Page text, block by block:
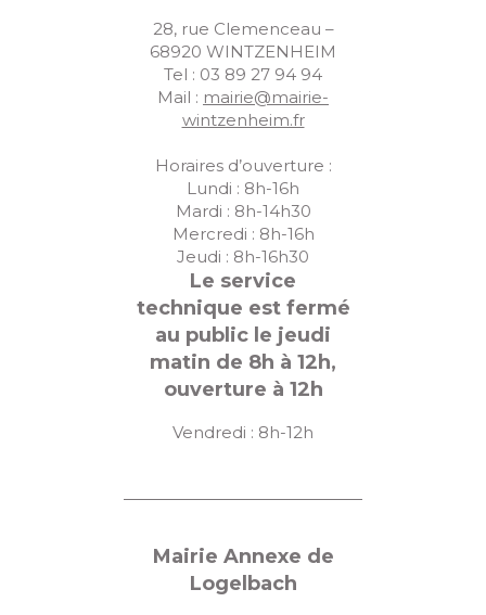
28, rue Clemenceau –
68920 WINTZENHEIM
Tel : 03 89 27 94 94
Mail : mairie@mairie-
wintzenheim.fr
Horaires d’ouverture :
Lundi : 8h-16h
Mardi : 8h-14h30
Mercredi : 8h-16h
Jeudi : 8h-16h30
Le service
technique est fermé
au public le jeudi
matin de 8h à 12h,
ouverture à 12h
Vendredi : 8h-12h
Mairie Annexe de
Logelbach